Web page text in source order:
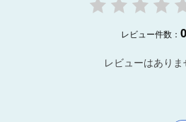
レビュー件数：
レビューはありま